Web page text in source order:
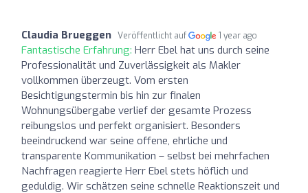
Claudia Brueggen Veröffentlicht auf 1 year ago
Fantastische Erfahrung: Herr Ebel hat uns durch seine
Professionalität und Zuverlässigkeit als Makler
vollkommen überzeugt. Vom ersten
Besichtigungstermin bis hin zur finalen
Wohnungsübergabe verlief der gesamte Prozess
reibungslos und perfekt organisiert. Besonders
beeindruckend war seine offene, ehrliche und
transparente Kommunikation – selbst bei mehrfachen
Nachfragen reagierte Herr Ebel stets höflich und
geduldig. Wir schätzen seine schnelle Reaktionszeit und